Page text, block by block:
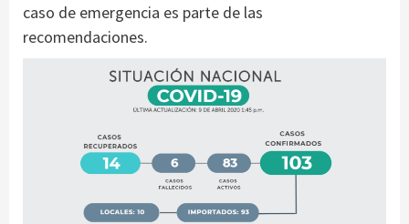
caso de emergencia es parte de las
recomendaciones.